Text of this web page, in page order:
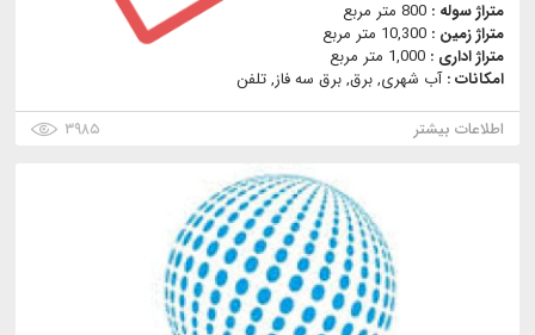
متراژ سوله : 800 متر مربع
متراژ زمین : 10,300 متر مربع
متراژ اداری : 1,000 متر مربع
امکانات :آب شهری, برق, برق سه فاز, تلفن
اطلاعات بیشتر
۳۹۸۵